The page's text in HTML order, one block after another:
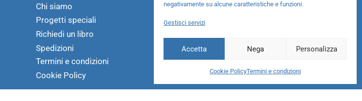
negativamente su alcune caratteristiche e funzioni.
Gestisci servizi
Accetta Nega Personalizza
Cookie PolicyTermini e condizioni
Chi siamo
Progetti speciali
Richiedi un libro
Spedizioni
Termini e condizioni
Cookie Policy